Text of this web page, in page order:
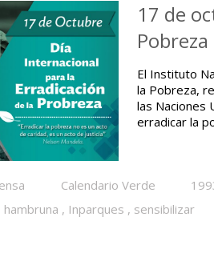
17 de
Pobreza
El Instituto
la Pobreza,
las Naciones
erradicar la
Calendario Verde
hambruna , Inparques , sensibilizar